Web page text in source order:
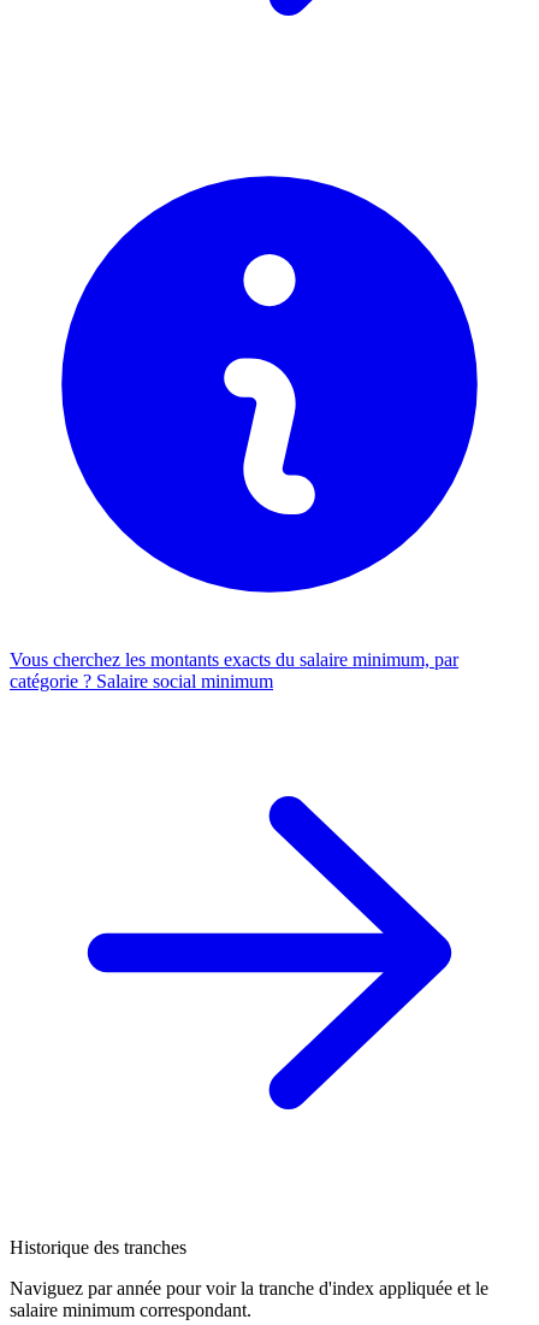
Vous cherchez les montants exacts du salaire minimum, par
catégorie ? Salaire social minimum
Historique des tranches
Naviguez par année pour voir la tranche d'index appliquée et le
salaire minimum correspondant.